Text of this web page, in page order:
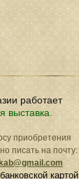
работает
выставка.
приобретения
писать на почту:
картой